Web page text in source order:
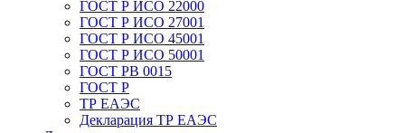
ГОСТ Р ИСО 22000
ГОСТ Р ИСО 27001
ГОСТ Р ИСО 45001
ГОСТ Р ИСО 50001
ГОСТ РВ 0015
ГОСТ Р
ТР ЕАЭС
Декларация ТР ЕАЭС